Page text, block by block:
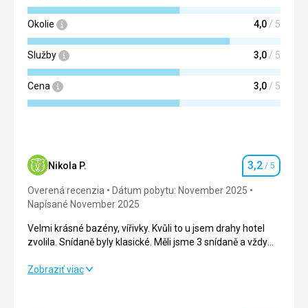
Okolie 4,0 / 5
Služby 3,0 / 5
Cena 3,0 / 5
Nikola P. Hodnotenie
3,2 / 5
Overená recenzia
Dátum pobytu: November 2025
Napísané November 2025
Velmi krásné bazény, vířivky. Kvůli to u jsem drahy hotel
zvolila. Snídaně byly klasické. Měli jsme 3 snídaně a vždy
rtěnkou). Některé podsedaky byly také špinavé. To bych u
Velmi krásné bazény, vířivky. Kvůli to u jsem drahy hotel
Zobraziť viac